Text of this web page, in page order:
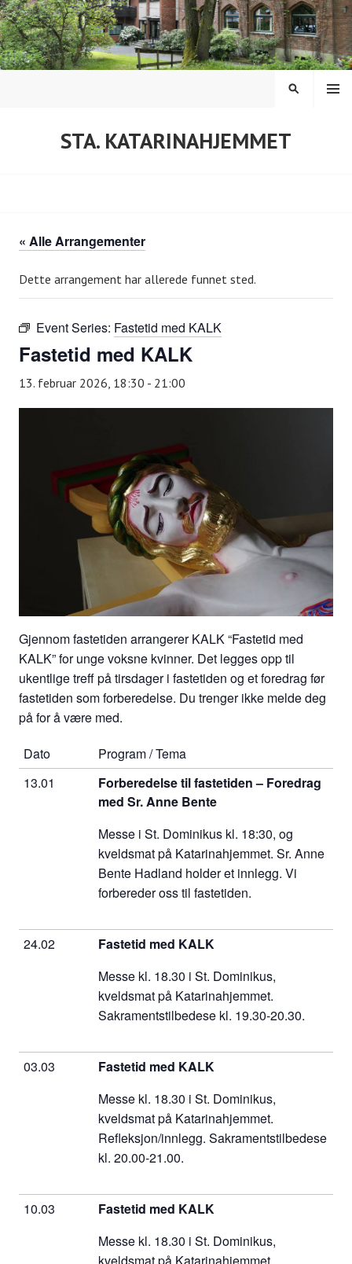
Hopp
til
innhold
STA. KATARINAHJEMMET
MENY
SØK
« Alle Arrangementer
Dette arrangement har allerede funnet sted.
Event Series: Fastetid med KALK
Fastetid med KALK
13. februar 2026, 18:30 - 21:00
Gjennom fastetiden arrangerer KALK “Fastetid med
KALK” for unge voksne kvinner. Det legges opp til
ukentlige treff på tirsdager i fastetiden og et foredrag før
fastetiden som forberedelse. Du trenger ikke melde deg
på for å være med.
Dato
Program / Tema
13.01
Forberedelse til fastetiden – Foredrag
med Sr. Anne Bente
Messe i St. Dominikus kl. 18:30, og
kveldsmat på Katarinahjemmet. Sr. Anne
Bente Hadland holder et innlegg. Vi
forbereder oss til fastetiden.
24.02
Fastetid med KALK
Messe kl. 18.30 i St. Dominikus,
kveldsmat på Katarinahjemmet.
Sakramentstilbedese kl. 19.30-20.30.
03.03
Fastetid med KALK
Messe kl. 18.30 i St. Dominikus,
kveldsmat på Katarinahjemmet.
Refleksjon/innlegg. Sakramentstilbedese
kl. 20.00-21.00.
10.03
Fastetid med KALK
Messe kl. 18.30 i St. Dominikus,